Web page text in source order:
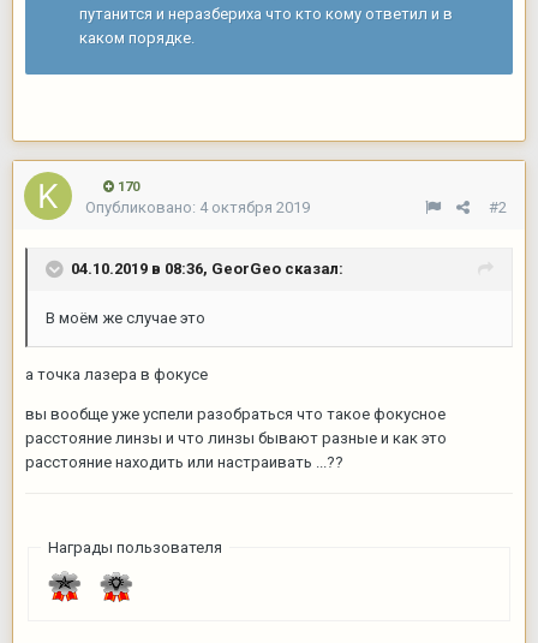
путанится и неразбериха что кто кому ответил и в
каком порядке.
170
#2
Опубликовано: 4 октября 2019
04.10.2019 в 08:36, GeorGeo сказал:
В моём же случае это
а точка лазера в фокусе
вы вообще уже успели разобраться что такое фокусное
расстояние линзы и что линзы бывают разные и как это
расстояние находить или настраивать ...??
Награды пользователя